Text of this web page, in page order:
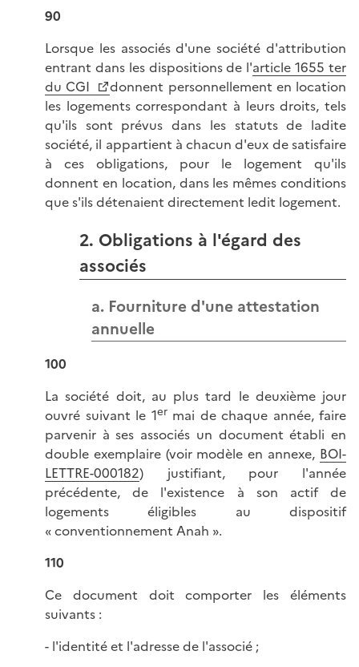
90
Lorsque les associés d'une société d'attribution
entrant dans les dispositions de l'article 1655 ter
du CGI
donnent personnellement en location
les logements correspondant à leurs droits, tels
qu'ils sont prévus dans les statuts de ladite
société, il appartient à chacun d'eux de satisfaire
à ces obligations, pour le logement qu'ils
donnent en location, dans les mêmes conditions
que s'ils détenaient directement ledit logement.
2. Obligations à l'égard des
associés
a. Fourniture d'une attestation
annuelle
100
La société doit, au plus tard le deuxième jour
ouvré suivant le 1ermai de chaque année, faire
parvenir à ses associés un document établi en
double exemplaire (voir modèle en annexe, BOI-
LETTRE-000182) justifiant, pour l'année
précédente, de l'existence à son actif de
logements éligibles au dispositif
« conventionnement Anah ».
110
Ce document doit comporter les éléments
suivants :
- l'identité et l'adresse de l'associé ;